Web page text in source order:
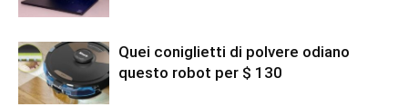
Quei coniglietti di polvere odiano
questo robot per $ 130